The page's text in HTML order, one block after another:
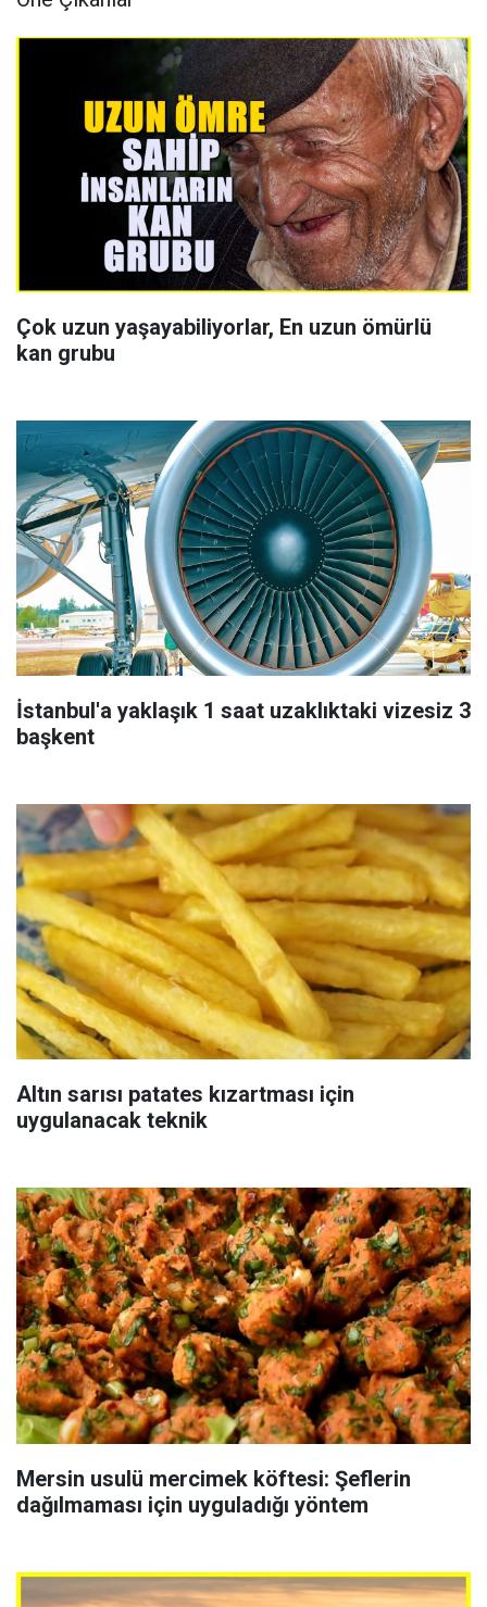
Çok uzun yaşayabiliyorlar, En uzun ömürlü
kan grubu
İstanbul'a yaklaşık 1 saat uzaklıktaki vizesiz 3
başkent
Altın sarısı patates kızartması için
uygulanacak teknik
Mersin usulü mercimek köftesi: Şeflerin
dağılmaması için uyguladığı yöntem